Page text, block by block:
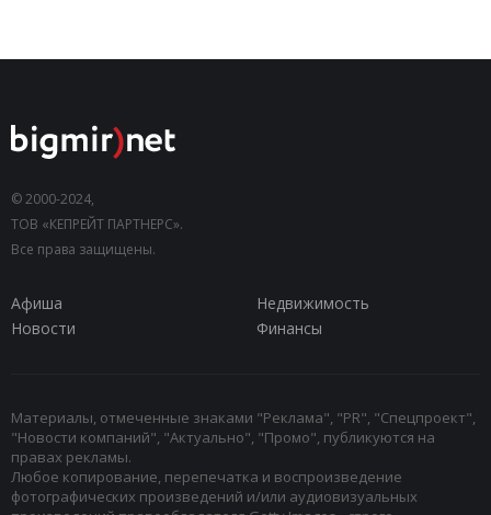
© 2000-2024,
ТОВ «КЕПРЕЙТ ПАРТНЕРС».
Все права защищены.
Афиша
Недвижимость
Новости
Финансы
Материалы, отмеченные знаками "Реклама", "PR", "Спецпроект",
"Новости компаний", "Актуально", "Промо", публикуются на
правах рекламы.
Любое копирование, перепечатка и воспроизведение
фотографических произведений и/или аудиовизуальных